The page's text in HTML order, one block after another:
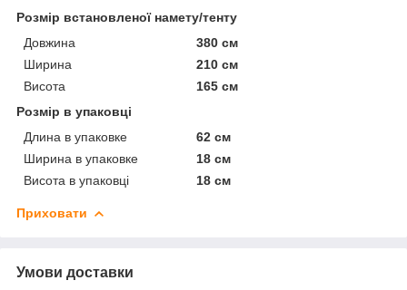
Розмір встановленої намету/тенту
Довжина
380 см
Ширина
210 см
Висота
165 см
Розмір в упаковці
Длина в упаковке
62 см
Ширина в упаковке
18 см
Висота в упаковці
18 см
Приховати
Умови доставки